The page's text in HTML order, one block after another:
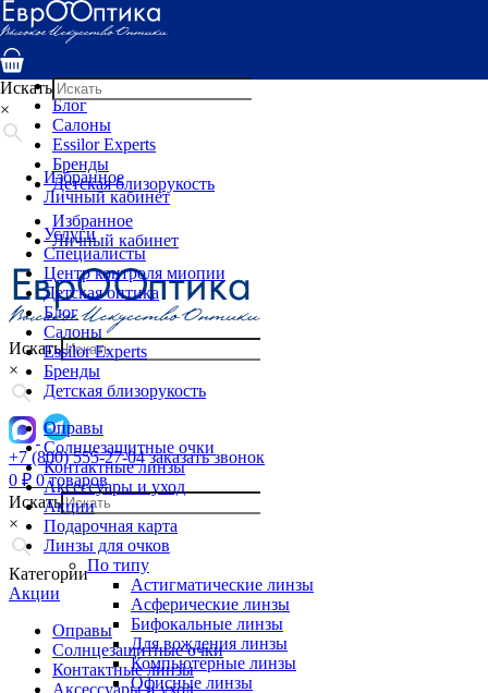
Услуги
Специалисты
Детская оптика
Блог
Салоны
Essilor Experts
Бренды
Детская близорукость
Избранное
Личный кабинет
Искать
×
+7 (800) 555-27-04 заказать звонок
0 ₽ 0 товаров
Искать
×
Категории
Акции
Оправы
Солнцезащитные очки
Контактные линзы
Аксессуары и уход
Искать
×
Избранное
Личный кабинет
Услуги
Специалисты
Центр контроля миопии
Детская оптика
Блог
Салоны
Essilor Experts
Бренды
Детская близорукость
Оправы
Солнцезащитные очки
Контактные линзы
Аксессуары и уход
Акции
Подарочная карта
Линзы для очков
По типу
Астигматические линзы
Асферические линзы
Бифокальные линзы
Для вождения линзы
Компьютерные линзы
Офисные линзы